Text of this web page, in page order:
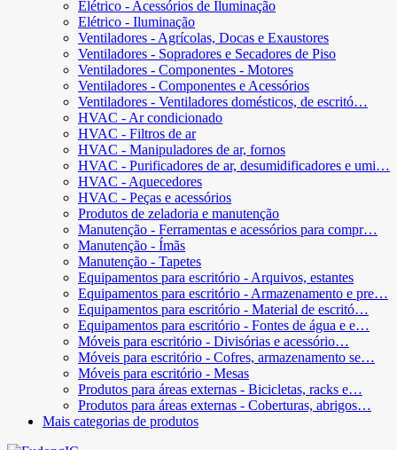
Elétrico - Acessórios de Iluminação
Elétrico - Iluminação
Ventiladores - Agrícolas, Docas e Exaustores
Ventiladores - Sopradores e Secadores de Piso
Ventiladores - Componentes - Motores
Ventiladores - Componentes e Acessórios
Ventiladores - Ventiladores domésticos, de escritó…
HVAC - Ar condicionado
HVAC - Filtros de ar
HVAC - Manipuladores de ar, fornos
HVAC - Purificadores de ar, desumidificadores e umi…
HVAC - Aquecedores
HVAC - Peças e acessórios
Produtos de zeladoria e manutenção
Manutenção - Ferramentas e acessórios para compr…
Manutenção - Ímãs
Manutenção - Tapetes
Equipamentos para escritório - Arquivos, estantes
Equipamentos para escritório - Armazenamento e pre…
Equipamentos para escritório - Material de escritó…
Equipamentos para escritório - Fontes de água e e…
Móveis para escritório - Divisórias e acessório…
Móveis para escritório - Cofres, armazenamento se…
Móveis para escritório - Mesas
Produtos para áreas externas - Bicicletas, racks e…
Produtos para áreas externas - Coberturas, abrigos…
Mais categorias de produtos